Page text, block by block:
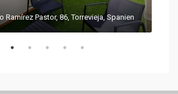
Ramírez Pastor, 86, Torrevieja, Spanien